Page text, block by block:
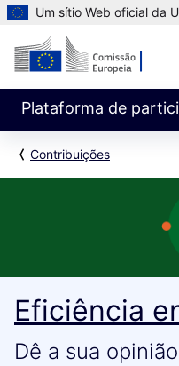
Um sítio Web oficial da
Plataforma de
Contribuições
Eficiência
Dê a sua